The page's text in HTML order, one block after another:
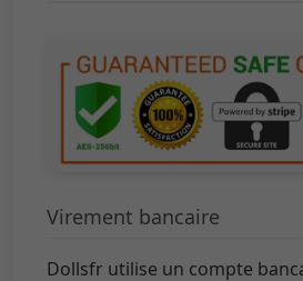
Virement bancaire
Dollsfr utilise un compte